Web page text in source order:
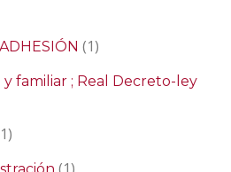
(1)
familiar ; Real Decreto-ley
(1)